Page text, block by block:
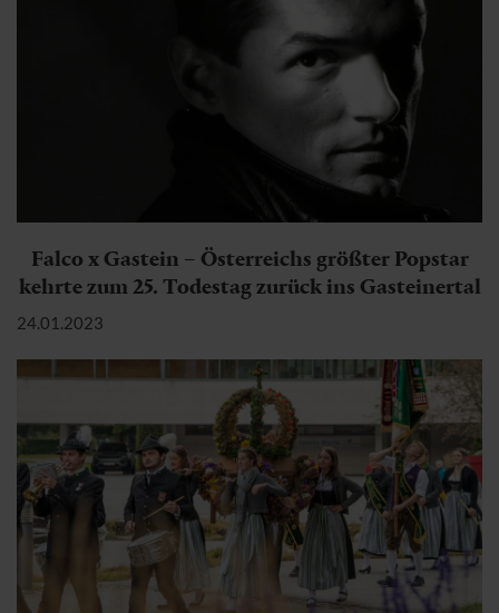
Falco x Gastein – Österreichs größter Popstar
kehrte zum 25. Todestag zurück ins Gasteinertal
24.01.2023